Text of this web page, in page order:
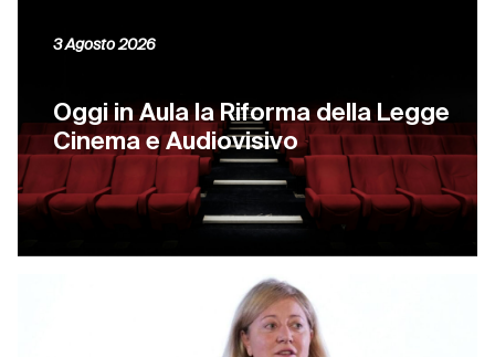
Oggi in Aula la Riforma della Legge
Cinema e Audiovisivo
3 Agosto 2026